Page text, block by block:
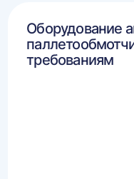
Оборудование
требованиям